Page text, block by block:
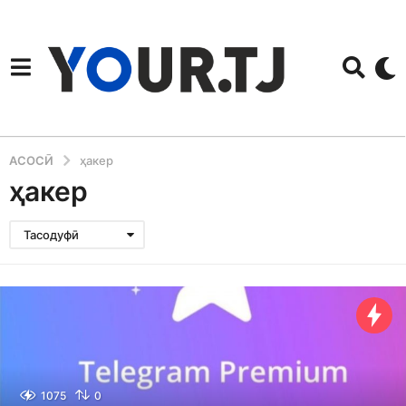
АСОСӢ ҳакер
ҳакер
Тасодуфӣ
1075 0